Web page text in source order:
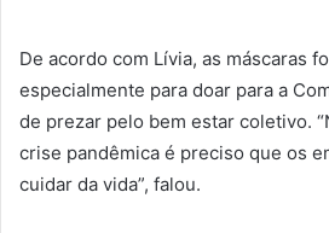
De acordo com Lívia, as máscaras
especialmente para doar para a
de prezar pelo bem estar coletivo.
crise pandêmica é preciso que os
cuidar da vida”, falou.